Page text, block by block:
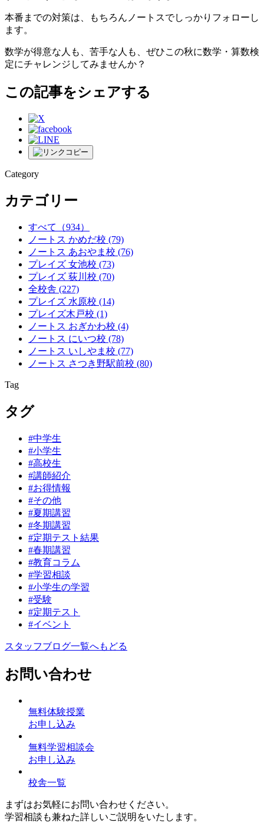
本番までの対策は、もちろんノートスでしっかりフォローし
ます。
数学が得意な人も、苦手な人も、ぜひこの秋に数学・算数検
定にチャレンジしてみませんか？
この記事をシェアする
Category
カテゴリー
すべて
（934）
ノートス かめだ校 (79)
ノートス あおやま校 (76)
プレイズ 女池校 (73)
プレイズ 荻川校 (70)
全校舎 (227)
プレイズ 水原校 (14)
プレイズ木戸校 (1)
ノートス おぎかわ校 (4)
ノートス にいつ校 (78)
ノートス いしやま校 (77)
ノートス さつき野駅前校 (80)
Tag
タグ
#中学生
#小学生
#高校生
#講師紹介
#お得情報
#その他
#夏期講習
#冬期講習
#定期テスト結果
#春期講習
#教育コラム
#学習相談
#小学生の学習
#受験
#定期テスト
#イベント
スタッフブログ一覧へもどる
お問い合わせ
無料体験授業
お申し込み
無料学習相談会
お申し込み
校舎一覧
まずはお気軽にお問い合わせください。
学習相談も兼ねた詳しいご説明をいたします。